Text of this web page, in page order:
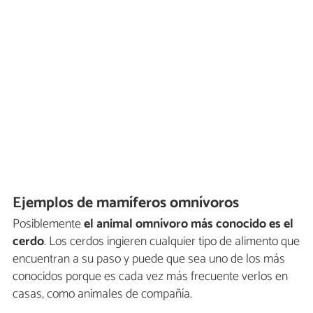
Ejemplos de mamíferos omnívoros
Posiblementeel animal omnívoro más conocido es el
cerdo. Los cerdos ingieren cualquier tipo de alimento que
encuentran a su paso y puede que sea uno de los más
conocidos porque es cada vez más frecuente verlos en
casas, como animales de compañía.